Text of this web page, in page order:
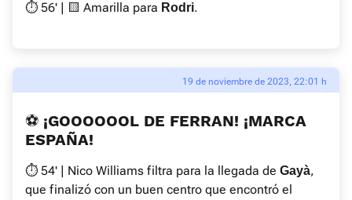
⏱ 56' | 🟨 Amarilla para Rodri.
19 de noviembre de 2023, 22:01 h
⚽️ ¡GOOOOOOL DE FERRAN! ¡MARCA
ESPAÑA!
⏱ 54' | Nico Williams filtra para la llegada de Gayà,
que finalizó con un buen centro que encontró el